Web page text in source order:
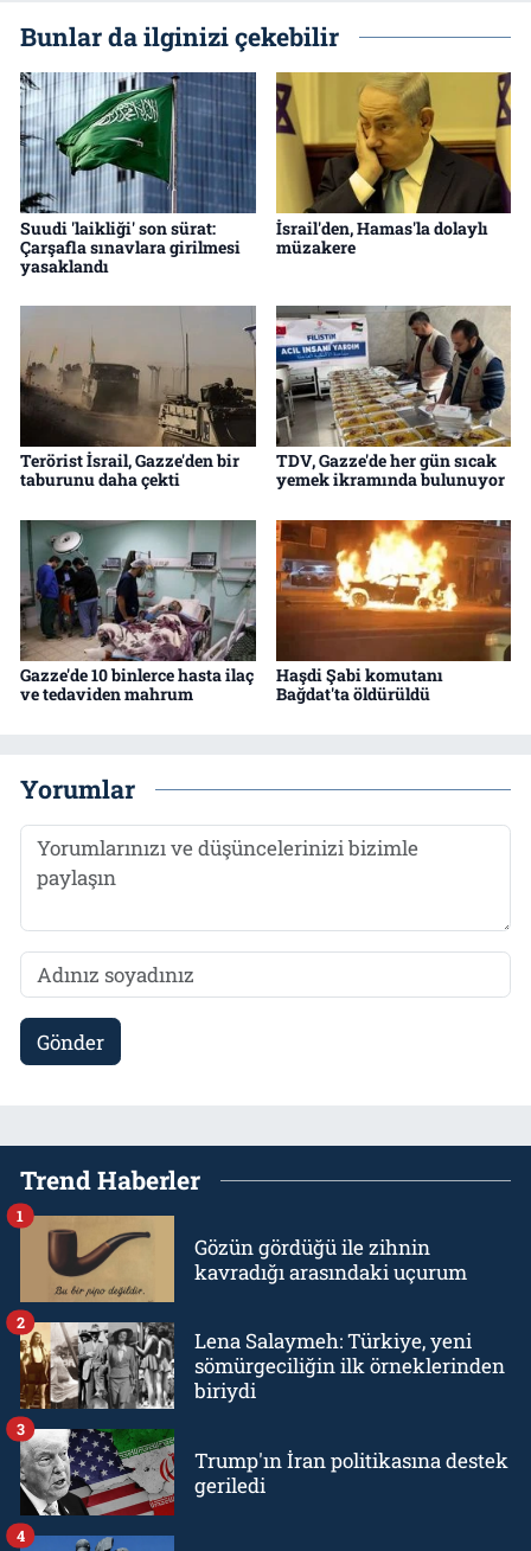
Bunlar da ilginizi çekebilir
Suudi 'laikliği' son sürat:
Çarşafla sınavlara girilmesi
yasaklandı
İsrail'den, Hamas'la dolaylı
müzakere
Terörist İsrail, Gazze'den bir
taburunu daha çekti
TDV, Gazze'de her gün sıcak
yemek ikramında bulunuyor
Gazze'de 10 binlerce hasta ilaç
ve tedaviden mahrum
Haşdi Şabi komutanı
Bağdat'ta öldürüldü
Yorumlar
Gönder
Trend Haberler
Gözün gördüğü ile zihnin
kavradığı arasındaki uçurum
1
Lena Salaymeh: Türkiye, yeni
sömürgeciliğin ilk örneklerinden
biriydi
2
Trump'ın İran politikasına destek
geriledi
3
4